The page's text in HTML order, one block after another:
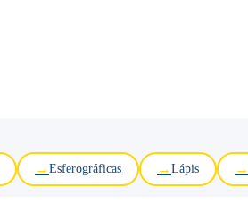
Esferográficas Lápis